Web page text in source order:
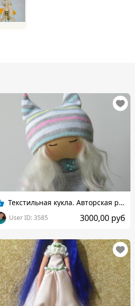
Текстильная кукла. Авторская работа
User ID: 3585 3000,00 руб